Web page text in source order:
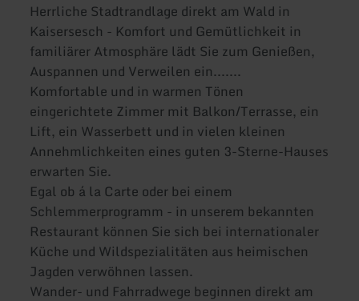
Herrliche Stadtrandlage direkt am Wald in
Kaisersesch - Komfort und Gemütlichkeit in
familiärer Atmosphäre lädt Sie zum Genießen,
Auspannen und Verweilen ein.......
Komfortable und in warmen Tönen
eingerichtete Zimmer mit Balkon/Terrasse, ein
Lift, ein Wasserbett und in vielen kleinen
Annehmlichkeiten eines guten 3-Sterne-Hauses
erwarten Sie.
Egal ob á la Carte oder bei einem
Schlemmerprogramm - in unserem bekannten
Restaurant können Sie sich bei internationaler
Küche und Wildspezialitäten aus heimischen
Jagden verwöhnen lassen.
Wander- und Fahrradwege beginnen direkt am